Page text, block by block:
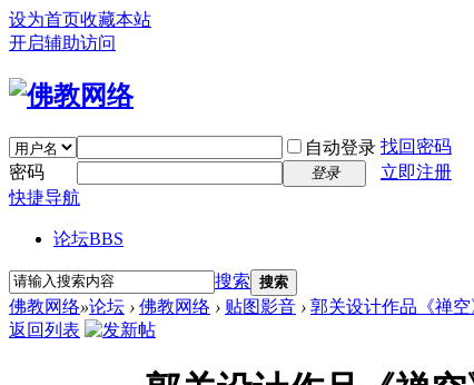
设为首页收藏本站
开启辅助访问
自动登录 找回密码
密码
登录
立即注册
快捷导航
论坛BBS
搜索 搜索
佛教网络»论坛 › 佛教网络 › 贴图影音 › 郭关设计作品《禅
返回列表